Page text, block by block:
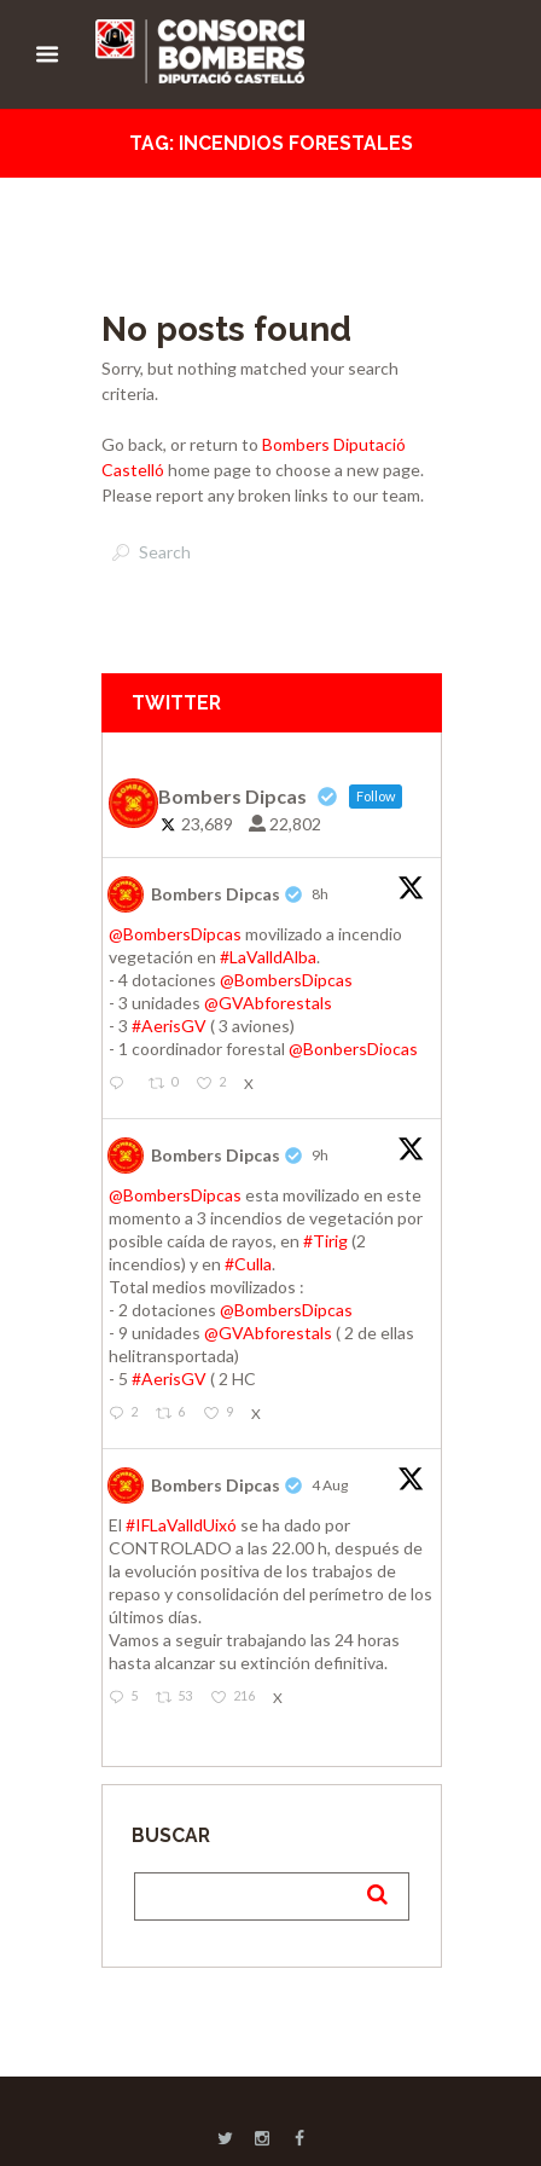
TAG: INCENDIOS FORESTALES
No posts found
Sorry, but nothing matched your search
criteria.
Go back, or return to Bombers Diputació
Castelló home page to choose a new page.
Please report any broken links to our team.
TWITTER
Bombers Dipcas Follow
23,689 22,802
Bombers Dipcas 8h
@BombersDipcas movilizado a incendio
vegetación en #LaValldAlba.
- 4 dotaciones @BombersDipcas
- 3 unidades @GVAbforestals
- 3 #AerisGV( 3 aviones)
- 1 coordinador forestal @BonbersDiocas
0 2 X
Bombers Dipcas 9h
@BombersDipcas esta movilizado en este
momento a 3 incendios de vegetación por
posible caída de rayos, en #Tirig(2
incendios) y en #Culla.
Total medios movilizados :
- 2 dotaciones @BombersDipcas
- 9 unidades @GVAbforestals ( 2 de ellas
helitransportada)
- 5 #AerisGV( 2 HC
2 6 9 X
Bombers Dipcas 4 Aug
El #IFLaValldUixó se ha dado por
CONTROLADO a las 22.00 h, después de
la evolución positiva de los trabajos de
repaso y consolidación del perímetro de los
últimos días.
Vamos a seguir trabajando las 24 horas
hasta alcanzar su extinción definitiva.
5 53 216 X
BUSCAR